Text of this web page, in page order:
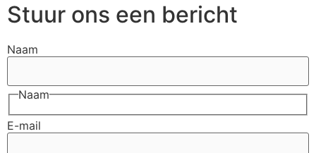
Stuur ons een bericht
Naam
Naam
E-mail